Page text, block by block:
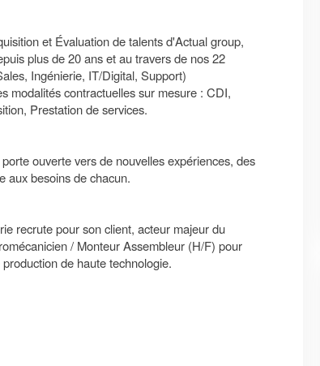
et Évaluation de talents d'Actual group,
plus de 20 ans et au travers de nos 22
Ingénierie, IT/Digital, Support)
modalités contractuelles sur mesure : CDI,
Prestation de services.
ouverte vers de nouvelles expériences, des
aux besoins de chacun.
recrute pour son client, acteur majeur du
/ Monteur Assembleur (H/F) pour
de haute technologie.